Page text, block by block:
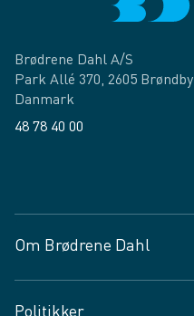
Brødrene Dahl A/S
Park Allé 370, 2605 Brøndby
Danmark
48 78 40 00
Om Brødrene Dahl
Politikker